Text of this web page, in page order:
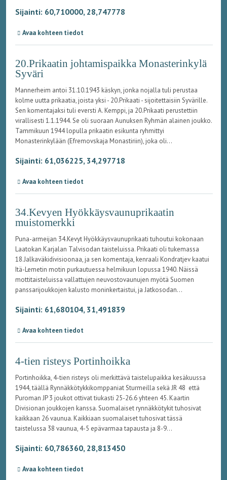
Sijainti: 60,710000, 28,747778
Avaa kohteen tiedot
20.Prikaatin johtamispaikka Monasterinkylä
Syväri
Mannerheim antoi 31.10.1943 käskyn, jonka nojalla tuli perustaa
kolme uutta prikaatia, joista yksi - 20.Prikaati - sijoitettaisiin Syvärille.
Sen komentajaksi tuli eversti A. Kemppi, ja 20.Prikaati perustettiin
virallisesti 1.1.1944. Se oli suoraan Aunuksen Ryhmän alainen joukko.
Tammikuun 1944 lopulla prikaatin esikunta ryhmittyi
Monasterinkylään (Efremovskaja Monastiriin), joka oli...
Sijainti: 61,036225, 34,297718
Avaa kohteen tiedot
34.Kevyen Hyökkäysvaunuprikaatin
muistomerkki
Puna-armeijan 34.Kevyt Hyökkäysvaunuprikaati tuhoutui kokonaan
Laatokan Karjalan Talvisodan taisteluissa. Prikaati oli tukemassa
18.Jalkaväkidivisioonaa, ja sen komentaja, kenraali Kondratjev kaatui
Itä-Lemetin motin purkautuessa helmikuun lopussa 1940. Näissä
mottitaisteluissa vallattujen neuvostovaunujen myötä Suomen
panssarijoukkojen kalusto moninkertaistui, ja Jatkosodan...
Sijainti: 61,680104, 31,491839
Avaa kohteen tiedot
4-tien risteys Portinhoikka
Portinhoikka, 4-tien risteys oli merkittävä taistelupaikka kesäkuussa
1944, täällä Rynnäkkötykkikomppaniat Sturmeilla sekä JR 48 että
Puroman JP 3 joukot ottivat tiukasti 25-26.6 yhteen 45. Kaartin
Divisionan joukkojen kanssa. Suomalaiset rynnäkkötykit tuhosivat
kaikkaan 26 vaunua. Kaikkiaan suomalaiset tuhosivat tässä
taistelussa 38 vaunua, 4-5 epävarmaa tapausta ja 8-9...
Sijainti: 60,786360, 28,813450
Avaa kohteen tiedot